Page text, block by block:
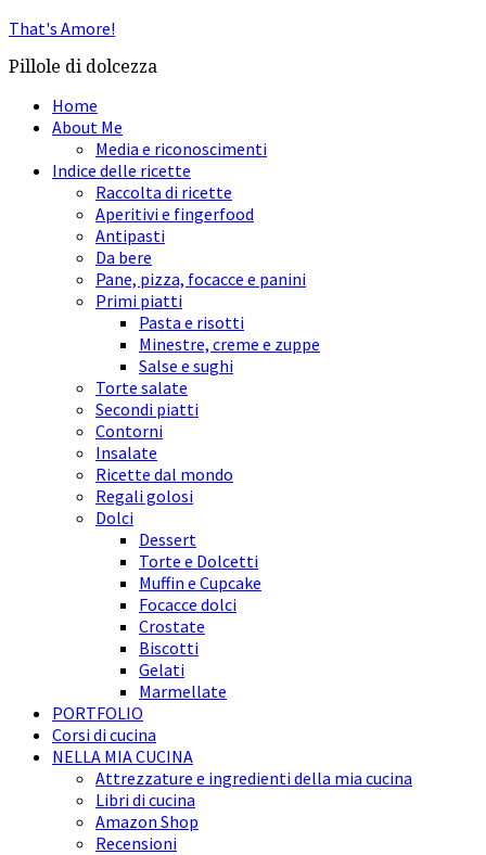
That's Amore!
Pillole di dolcezza
Home
About Me
Media e riconoscimenti
Indice delle ricette
Raccolta di ricette
Aperitivi e fingerfood
Antipasti
Da bere
Pane, pizza, focacce e panini
Primi piatti
Pasta e risotti
Minestre, creme e zuppe
Salse e sughi
Torte salate
Secondi piatti
Contorni
Insalate
Ricette dal mondo
Regali golosi
Dolci
Dessert
Torte e Dolcetti
Muffin e Cupcake
Focacce dolci
Crostate
Biscotti
Gelati
Marmellate
PORTFOLIO
Corsi di cucina
NELLA MIA CUCINA
Attrezzature e ingredienti della mia cucina
Libri di cucina
Amazon Shop
Recensioni